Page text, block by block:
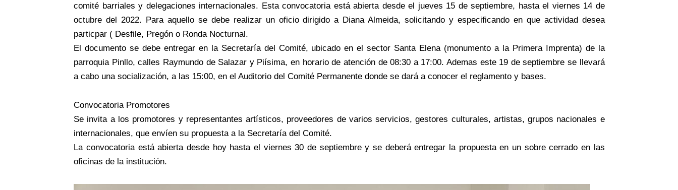
comité barriales y delegaciones internacionales. Esta convocatoria está abierta desde el jueves 15 de septiembre, hasta el viernes 14 de
octubre del 2022. Para aquello se debe realizar un oficio dirigido a Diana Almeida, solicitando y especificando en que actividad desea
particpar ( Desfile, Pregón o Ronda Nocturnal.
El documento se debe entregar en la Secretaría del Comité, ubicado en el sector Santa Elena (monumento a la Primera Imprenta) de la
parroquia Pinllo, calles Raymundo de Salazar y Piísima, en horario de atención de 08:30 a 17:00. Ademas este 19 de septiembre se llevará
a cabo una socialización, a las 15:00, en el Auditorio del Comité Permanente donde se dará a conocer el reglamento y bases.
Convocatoria Promotores
Se invita a los promotores y representantes artísticos, proveedores de varios servicios, gestores culturales, artistas, grupos nacionales e
internacionales, que envíen su propuesta a la Secretaría del Comité.
La convocatoria está abierta desde hoy hasta el viernes 30 de septiembre y se deberá entregar la propuesta en un sobre cerrado en las
oficinas de la institución.